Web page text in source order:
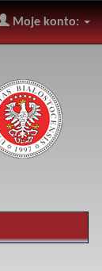
Moje konto: